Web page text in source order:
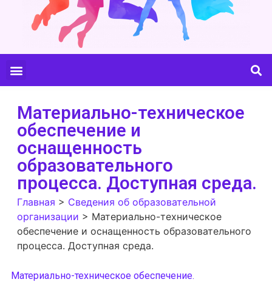
Материально-техническое
обеспечение и
оснащенность
образовательного
процесса. Доступная среда.
Главная > Сведения об образовательной
организации > Материально-техническое
обеспечение и оснащенность образовательного
процесса. Доступная среда.
Материально-техническое обеспечение.